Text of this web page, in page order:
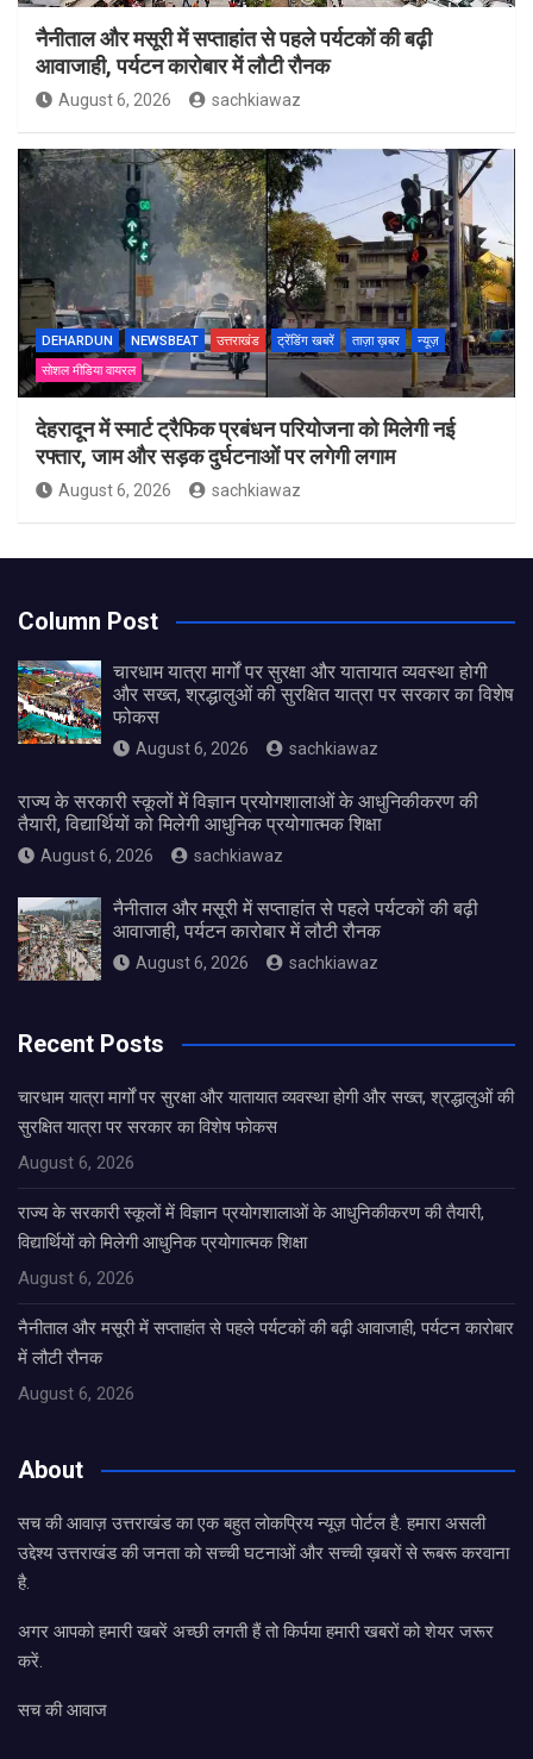
नैनीताल और मसूरी में सप्ताहांत से पहले पर्यटकों की बढ़ी
आवाजाही, पर्यटन कारोबार में लौटी रौनक
August 6, 2026 sachkiawaz
DEHARDUN NEWSBEAT उत्तराखंड ट्रेंडिंग खबरें ताज़ा ख़बर
न्यूज़
सोशल मीडिया वायरल
देहरादून में स्मार्ट ट्रैफिक प्रबंधन परियोजना को मिलेगी नई
रफ्तार, जाम और सड़क दुर्घटनाओं पर लगेगी लगाम
August 6, 2026 sachkiawaz
Column Post
चारधाम यात्रा मार्गों पर सुरक्षा और यातायात व्यवस्था होगी
और सख्त, श्रद्धालुओं की सुरक्षित यात्रा पर सरकार का विशेष
फोकस
August 6, 2026 sachkiawaz
राज्य के सरकारी स्कूलों में विज्ञान प्रयोगशालाओं के आधुनिकीकरण की
तैयारी, विद्यार्थियों को मिलेगी आधुनिक प्रयोगात्मक शिक्षा
August 6, 2026 sachkiawaz
नैनीताल और मसूरी में सप्ताहांत से पहले पर्यटकों की बढ़ी
आवाजाही, पर्यटन कारोबार में लौटी रौनक
August 6, 2026 sachkiawaz
Recent Posts
चारधाम यात्रा मार्गों पर सुरक्षा और यातायात व्यवस्था होगी और सख्त, श्रद्धालुओं की
सुरक्षित यात्रा पर सरकार का विशेष फोकस
August 6, 2026
राज्य के सरकारी स्कूलों में विज्ञान प्रयोगशालाओं के आधुनिकीकरण की तैयारी,
विद्यार्थियों को मिलेगी आधुनिक प्रयोगात्मक शिक्षा
August 6, 2026
नैनीताल और मसूरी में सप्ताहांत से पहले पर्यटकों की बढ़ी आवाजाही, पर्यटन कारोबार
में लौटी रौनक
August 6, 2026
About
सच की आवाज़ उत्तराखंड का एक बहुत लोकप्रिय न्यूज़ पोर्टल है. हमारा असली
उद्देश्य उत्तराखंड की जनता को सच्ची घटनाओं और सच्ची ख़बरों से रूबरू करवाना
है.
अगर आपको हमारी खबरें अच्छी लगती हैं तो किर्पया हमारी खबरों को शेयर जरूर
करें.
सच की आवाज